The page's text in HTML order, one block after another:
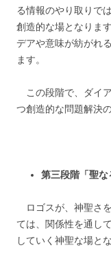
る情報のやり取りで
創造的な場となりま
デアや意味が紡がれ
ます。
この段階で、ダイ
つ創造的な問題解決
第三段階「聖な
ロゴスが、神聖さ
ては、関係性を通し
していく神聖な場と